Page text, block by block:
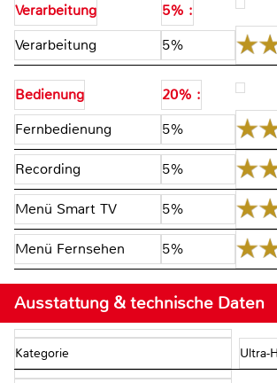
Verarbeitung
5% :
Verarbeitung
5%
Bedienung
20% :
Fernbedienung
5%
Recording 5%
Menü Smart TV 5%
Menü Fernsehen 5%
Ausstattung & technische Daten
Kategorie Ultra-